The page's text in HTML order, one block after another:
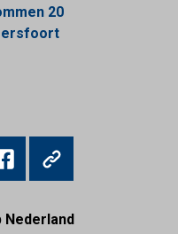
20
Nederland